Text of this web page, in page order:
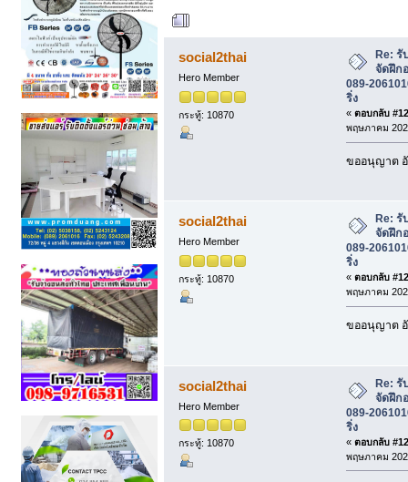
โทร 089-2061016 รุ่งโรจน์เอ็นจิเนียริ่ง
social2thai
Hero Member
กระทู้: 10870
Re: รั
จัดฝึก
089-
ริ่ง
« ตอบกลับ
พฤษภาคม
ขออนุญาต
social2thai
Hero Member
กระทู้: 10870
Re: รั
จัดฝึก
089-
ริ่ง
« ตอบกลับ
พฤษภาคม
ขออนุญาต
social2thai
Hero Member
กระทู้: 10870
Re: รั
จัดฝึก
089-
ริ่ง
« ตอบกลับ
พฤษภาคม